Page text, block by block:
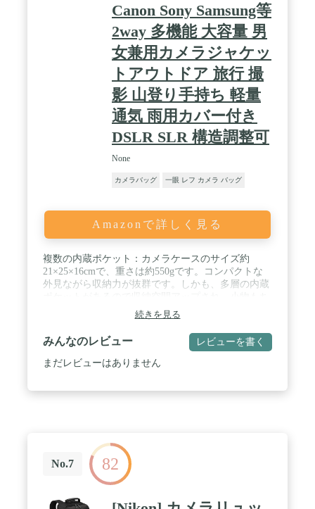
Canon Sony Samsung等
2way 多機能 大容量 男
女兼用カメラジャケッ
トアウトドア 旅行 撮
影 山登り手持ち 軽量
通気 雨用カバー付き
DSLR SLR 構造調整可
None
カメラバッグ 一眼 レフ カメラ バッグ
Amazonで詳しく見る
複数の内蔵ポケット：カメラケースのサイズ約
21×25×16cmで、重さは約550gです。コンパクトな
外見ながら収納力が抜群です。しかも、多層の内蔵
ゃんと収納できます。両側には2つの袋があり、前
幅にも2つの袋があります。背部には大きな袋を設
計し、使いやすいです。内部には取外し可能な仕切
りマットが2つカメラを収納できます。 / レインカ
バー付き：レインカバー付きなので、急な雨でも心
選べます。細工にこだわリ、心を込めて一ずつの高
品質な部品を作り出すように努力していきます。快
適な使用感ある手持ちは質感よく手の圧力を緩和で
きます。 / 高級感の一眼レスカメラケース：カジュ
アルで質感溢れるカメラケースです。エレガントで
続きを見る
みんなのレビュー レビューを書く
まだレビューはありません
No.7 82